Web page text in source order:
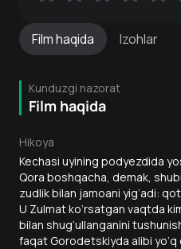
Filmhaqida Izohlar
Kunduzgi nazorat
Film haqida
Hikoya
Kechasi uyining podyezdida
Qora boshqacha, demak,
zudlik bilan jamoani yig‘adi:
U Zulmat ko‘rsatgan vaqtda
bilan shug‘ullanganini
faqat Gorodetskiyda alibi yo‘q